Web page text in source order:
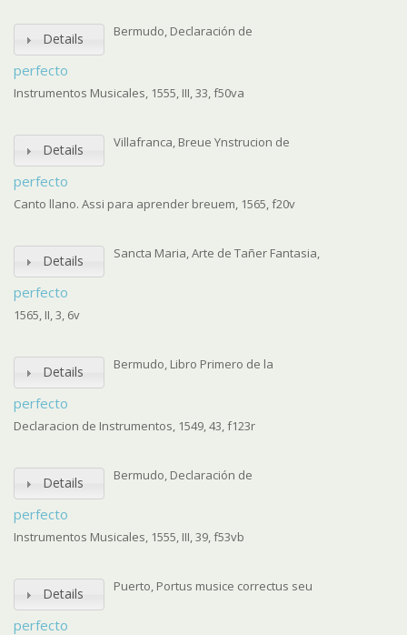
Details
perfecto
Bermudo, Declaración de
Instrumentos Musicales, 1555, III, 33, f50va
Details
perfecto
Villafranca, Breue Ynstrucion de
Canto llano. Assi para aprender breuem, 1565, f20v
Details
perfecto
Sancta Maria, Arte de Tañer Fantasia,
1565, II, 3, 6v
Details
perfecto
Bermudo, Libro Primero de la
Declaracion de Instrumentos, 1549, 43, f123r
Details
perfecto
Bermudo, Declaración de
Instrumentos Musicales, 1555, III, 39, f53vb
Details
perfecto
Puerto, Portus musice correctus seu